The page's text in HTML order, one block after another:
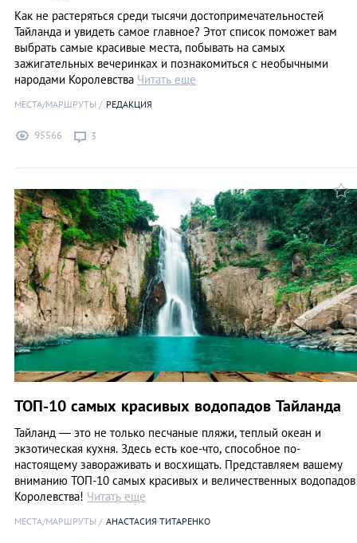
Как не растеряться среди тысячи достопримечательностей
Тайланда и увидеть самое главное? Этот список поможет вам
выбрать самые красивые места, побывать на самых
зажигательных вечеринках и познакомиться с необычными
народами Королевства Читать еще
МЕСТА/МАРШРУТЫ РЕДАКЦИЯ
95566 3
ТОП-10 самых красивых водопадов Тайланда
Тайланд — это не только песчаные пляжи, теплый океан и
экзотическая кухня. Здесь есть кое-что, способное по-
настоящему завораживать и восхищать. Представляем вашему
вниманию ТОП-10 самых красивых и величественных водопадов
Королевства! Читать еще
МЕСТА/МАРШРУТЫ АНАСТАСИЯ ТИТАРЕНКО